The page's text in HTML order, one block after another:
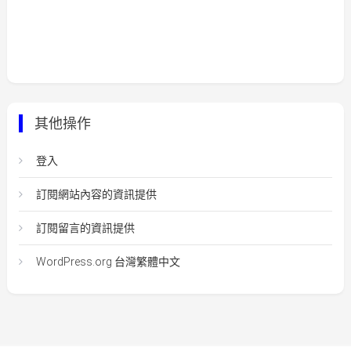
其他操作
登入
訂閱網站內容的資訊提供
訂閱留言的資訊提供
WordPress.org 台灣繁體中文